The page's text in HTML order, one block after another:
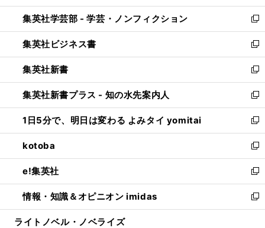
開
く
ウ
で
開
く
ン
ド
ウ
で
開
く
ウ
ィ
ン
ド
ウ
で
開
く
集英社学芸部 - 学芸・ノンフィクション
新
し
い
ウ
ィ
ン
ド
ウ
で
開
く
集英社ビジネス書
新
し
い
ウ
ィ
ン
ド
ウ
で
開
く
集英社新書
新
し
い
ウ
ィ
ン
ド
ウ
で
開
く
集英社新書プラス - 知の水先案内人
新
し
い
ウ
ィ
ン
ド
ウ
で
開
1日5分で、明日は変わる よみタイ yomitai
新
し
い
ウ
ィ
ン
ド
ウ
kotoba
新
し
い
ウ
ィ
ン
e!集英社
新
し
い
ウ
情報・知識＆オピニオン imidas
新
し
ライトノベル・ノベライズ